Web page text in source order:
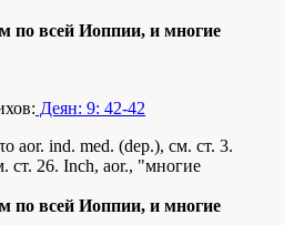
по всей Иоппии, и многие
Деян: 9: 42-42
aor. ind. med. (dep.), см. ст. 3.
ст. 26. Inch, aor., "многие
по всей Иоппии, и многие